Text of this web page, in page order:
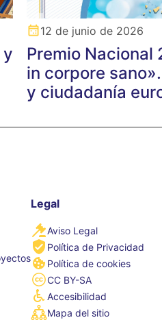
12 de junio de 2026
Premio Nacional
in corpore
y ciudadanía
Legal
Aviso Legal
Política de Privacidad
Política de cookies
CC BY-SA
Accesibilidad
Mapa del sitio